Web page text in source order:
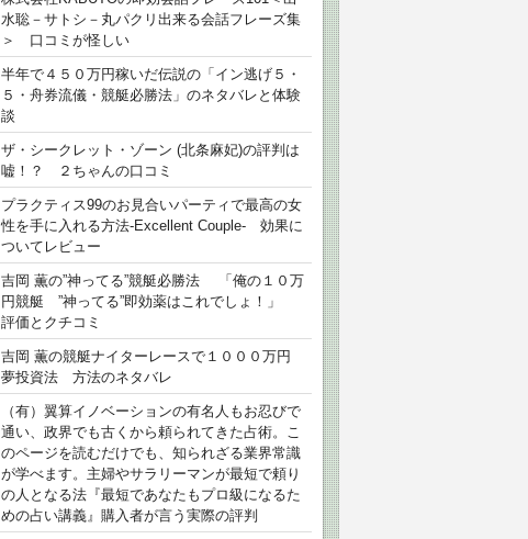
水聡－サトシ－丸パクリ出来る会話フレーズ集
＞ 口コミが怪しい
半年で４５０万円稼いだ伝説の「イン逃げ５・
５・舟券流儀・競艇必勝法」のネタバレと体験
談
ザ・シークレット・ゾーン (北条麻妃)の評判は
嘘！？ ２ちゃんの口コミ
プラクティス99のお見合いパーティで最高の女
性を手に入れる方法-Excellent Couple- 効果に
ついてレビュー
吉岡 薫の”神ってる”競艇必勝法 「俺の１０万
円競艇 ”神ってる”即効薬はこれでしょ！」
評価とクチコミ
吉岡 薫の競艇ナイターレースで１０００万円
夢投資法 方法のネタバレ
（有）翼算イノベーションの有名人もお忍びで
通い、政界でも古くから頼られてきた占術。こ
のページを読むだけでも、知られざる業界常識
が学べます。主婦やサラリーマンが最短で頼り
の人となる法『最短であなたもプロ級になるた
めの占い講義』購入者が言う実際の評判